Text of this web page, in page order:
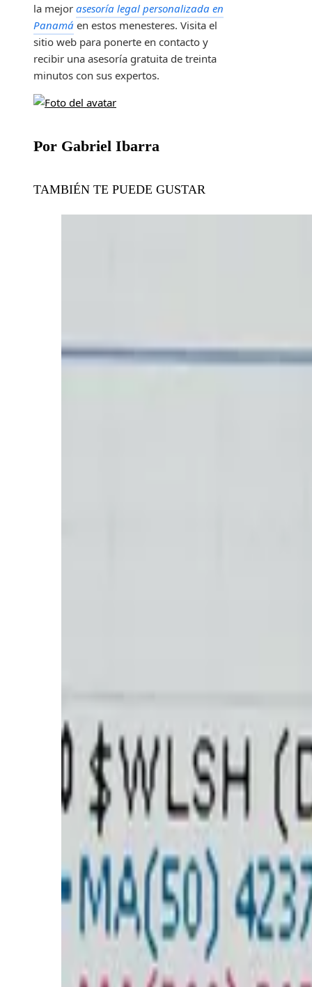
la mejor asesoría legal personalizada en
Panamá en estos menesteres. Visita el
sitio web para ponerte en contacto y
recibir una asesoría gratuita de treinta
minutos con sus expertos.
Por Gabriel Ibarra
TAMBIÉN TE PUEDE GUSTAR